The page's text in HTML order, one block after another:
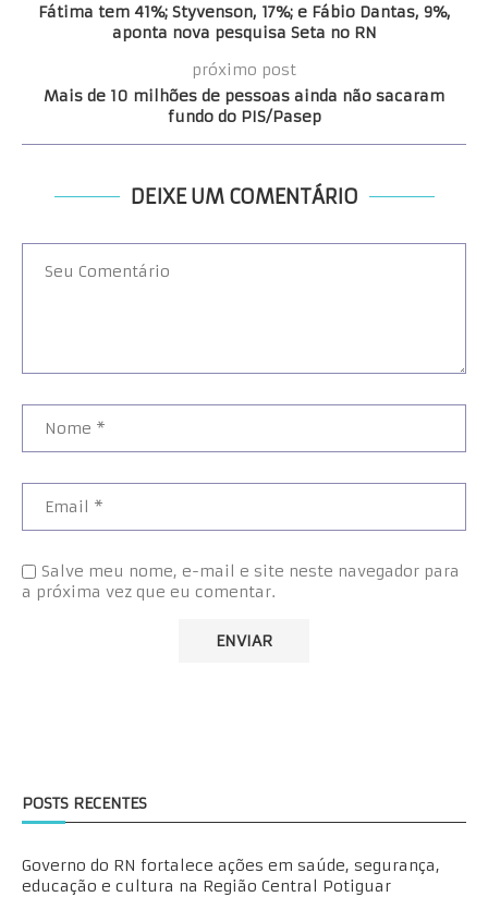
Fátima tem 41%; Styvenson, 17%; e Fábio Dantas, 9%,
aponta nova pesquisa Seta no RN
próximo post
Mais de 10 milhões de pessoas ainda não sacaram
fundo do PIS/Pasep
DEIXE UM COMENTÁRIO
Salve meu nome, e-mail e site neste navegador para
a próxima vez que eu comentar.
POSTS RECENTES
Governo do RN fortalece ações em saúde, segurança,
educação e cultura na Região Central Potiguar